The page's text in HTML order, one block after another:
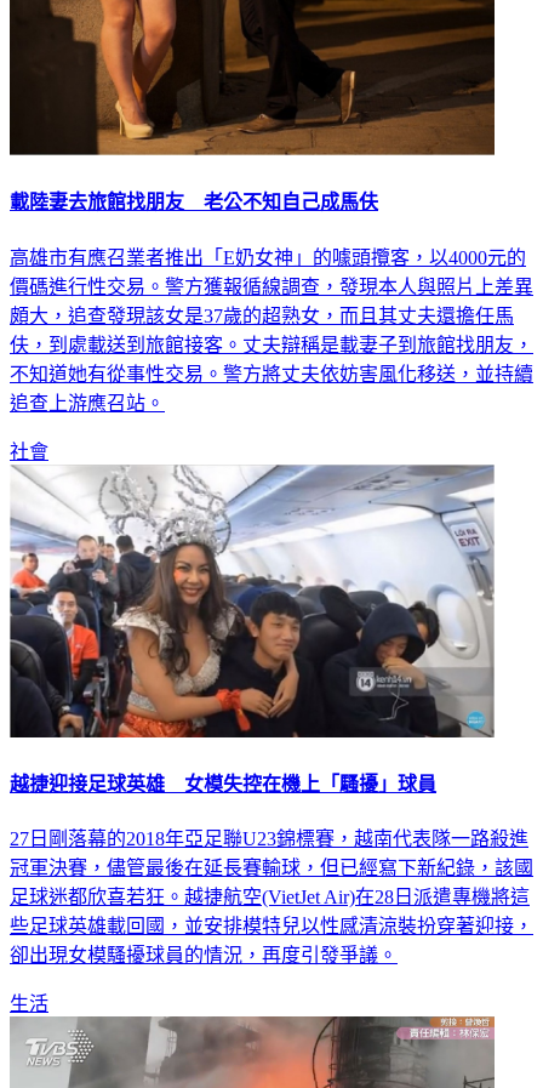
載陸妻去旅館找朋友 老公不知自己成馬伕
高雄市有應召業者推出「E奶女神」的噱頭攬客，以4000元的
價碼進行性交易。警方獲報循線調查，發現本人與照片上差異
頗大，追查發現該女是37歲的超熟女，而且其丈夫還擔任馬
伕，到處載送到旅館接客。丈夫辯稱是載妻子到旅館找朋友，
不知道她有從事性交易。警方將丈夫依妨害風化移送，並持續
追查上游應召站。
社會
越捷迎接足球英雄 女模失控在機上「騷擾」球員
27日剛落幕的2018年亞足聯U23錦標賽，越南代表隊一路殺進
冠軍決賽，儘管最後在延長賽輸球，但已經寫下新紀錄，該國
足球迷都欣喜若狂。越捷航空(VietJet Air)在28日派遣專機將這
些足球英雄載回國，並安排模特兒以性感清涼裝扮穿著迎接，
卻出現女模騷擾球員的情況，再度引發爭議。
生活